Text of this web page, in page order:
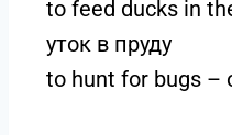
to feed ducks in
уток в пруду
to hunt for bugs –